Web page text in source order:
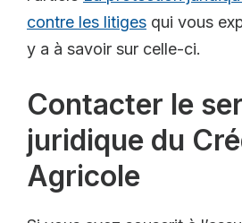
contre les litiges qui vous
y a à savoir sur celle-ci.
Contacter le
juridique du
Agricole